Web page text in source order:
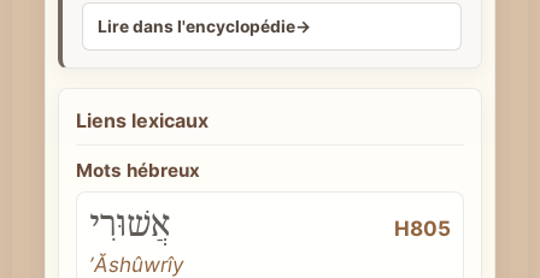
u
e
Liens lexicaux
Mots hébreux
אֲשׁוּרִי
H805
ʼĂshûwrîy
Lire dans l'encyclopédie→